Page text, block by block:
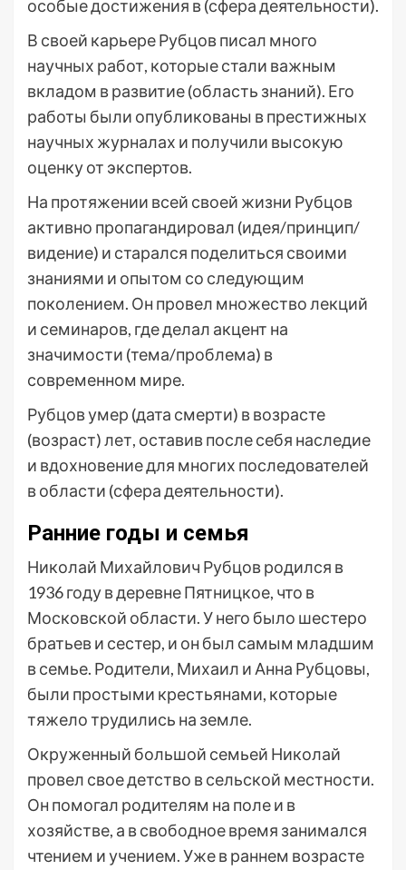
особые достижения в (сфера деятельности).
В своей карьере Рубцов писал много
научных работ, которые стали важным
вкладом в развитие (область знаний). Его
работы были опубликованы в престижных
научных журналах и получили высокую
оценку от экспертов.
На протяжении всей своей жизни Рубцов
активно пропагандировал (идея/принцип/
видение) и старался поделиться своими
знаниями и опытом со следующим
поколением. Он провел множество лекций
и семинаров, где делал акцент на
значимости (тема/проблема) в
современном мире.
Рубцов умер (дата смерти) в возрасте
(возраст) лет, оставив после себя наследие
и вдохновение для многих последователей
в области (сфера деятельности).
Ранние годы и семья
Николай Михайлович Рубцов родился в
1936 году в деревне Пятницкое, что в
Московской области. У него было шестеро
братьев и сестер, и он был самым младшим
в семье. Родители, Михаил и Анна Рубцовы,
были простыми крестьянами, которые
тяжело трудились на земле.
Окруженный большой семьей Николай
провел свое детство в сельской местности.
Он помогал родителям на поле и в
хозяйстве, а в свободное время занимался
чтением и учением. Уже в раннем возрасте